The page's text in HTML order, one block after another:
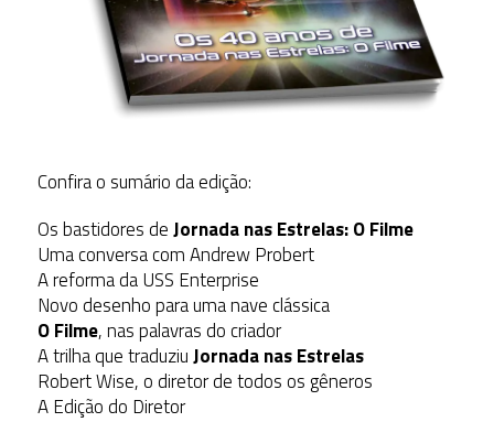
Confira o sumário da edição:
Os bastidores deJornada nas Estrelas: O Filme
Uma conversa com Andrew Probert
A reforma da USS Enterprise
Novo desenho para uma nave clássica
O Filme, nas palavras do criador
A trilha que traduziuJornada nas Estrelas
Robert Wise, o diretor de todos os gêneros
A Edição do Diretor